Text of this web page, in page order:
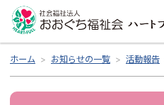
ホーム お知らせの一覧 活動報告